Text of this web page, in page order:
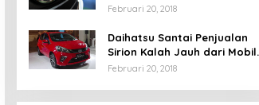
Februari 20, 2018
Daihatsu Santai Penjualan
Sirion Kalah Jauh dari Mobil
LCGC
Februari 20, 2018